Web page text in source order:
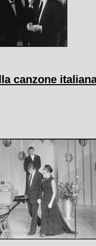
canzone